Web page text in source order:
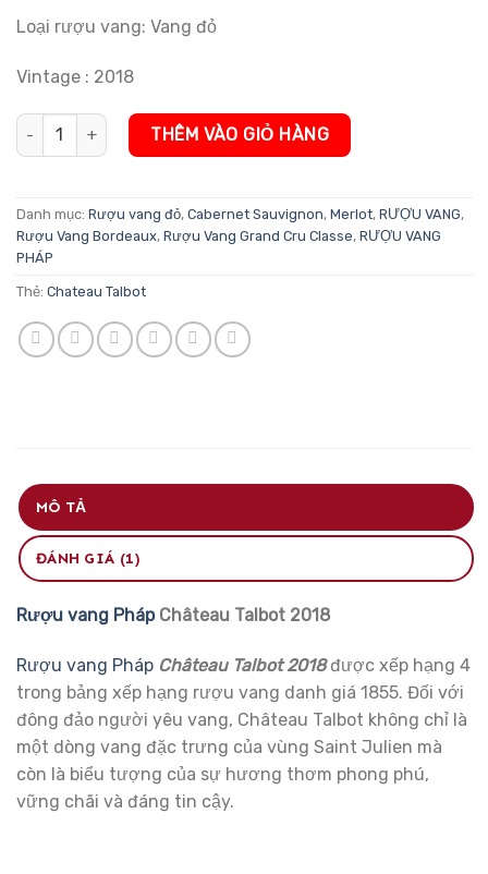
Loại rượu vang: Vang đỏ
Vintage : 2018
Rượu vang Pháp Château Talbot số lượng
THÊM VÀO GIỎ HÀNG
Danh mục: Rượu vang đỏ, Cabernet Sauvignon, Merlot, RƯỢU VANG,
Rượu Vang Bordeaux, Rượu Vang Grand Cru Classe, RƯỢU VANG
PHÁP
Thẻ: Chateau Talbot
MÔ TẢ
ĐÁNH GIÁ (1)
Rượu vang PhápChâteau Talbot 2018
Rượu vang Pháp Château Talbot 2018được xếp hạng 4
trong bảng xếp hạng rượu vang danh giá 1855. Đối với
đông đảo người yêu vang, Château Talbot không chỉ là
một dòng vang đặc trưng của vùng Saint Julien mà
còn là biểu tượng của sự hương thơm phong phú,
vững chãi và đáng tin cậy.